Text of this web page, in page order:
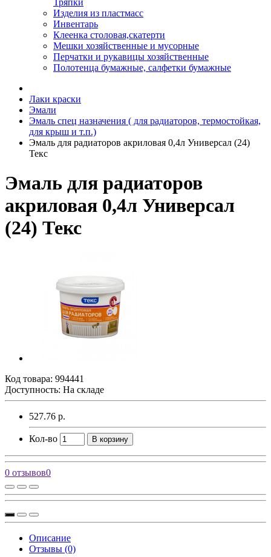
Тряпки
Изделия из пластмасс
Инвентарь
Клеенка столовая,скатерти
Мешки хозяйственные и мусорные
Перчатки и рукавицы хозяйственные
Полотенца бумажные, салфетки бумажные
Лаки краски
Эмали
Эмаль спец назначения ( для радиаторов, термостойкая,
для крыш и т.п.)
Эмаль для радиаторов акриловая 0,4л Универсал (24)
Текс
Эмаль для радиаторов
акриловая 0,4л Универсал
(24) Текс
Код товара: 994441
Доступность: На складе
527.76 р.
Кол-во В корзину
0 отзывов0
Описание
Отзывы (0)